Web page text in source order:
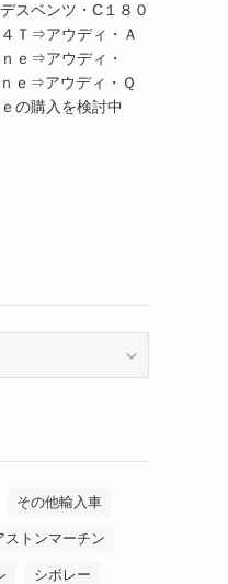
スベンツ・C１８０
Ｔ⇒アウディ・Ａ
ｅ⇒アウディ・
ｅ⇒アウディ・Ｑ
の購入を検討中
その他輸入車
ストンマーチン
シボレー